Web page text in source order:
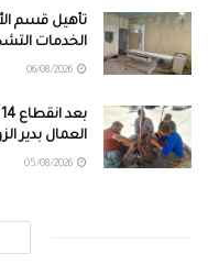
تأهيل قسم
الخدمات
العمال بدير